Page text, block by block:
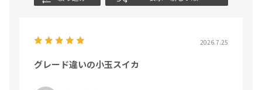
2026.7.25
グレード違いの小玉スイカ